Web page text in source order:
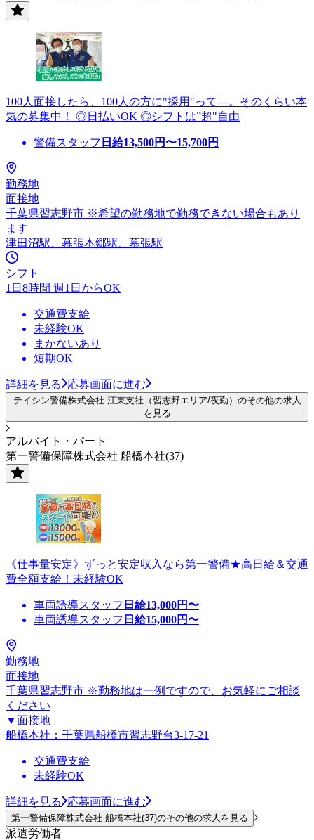
100人面接したら、100人の方に"採用"って―。そのくらい本
気の募集中！ ◎日払いOK ◎シフトは”超"自由
警備スタッフ 日給13,500円〜15,700円
勤務地
面接地
千葉県習志野市 ※希望の勤務地で勤務できない場合もあり
ます
津田沼駅、幕張本郷駅、幕張駅
シフト
1日8時間 週1日からOK
交通費支給
未経験OK
まかないあり
短期OK
詳細を見る 応募画面に進む
テイシン警備株式会社 江東支社（習志野エリア/夜勤）のその他の求人
を見る
アルバイト・パート
第一警備保障株式会社 船橋本社(37)
《仕事量安定》ずっと安定収入なら第一警備★高日給＆交通
費全額支給！未経験OK
車両誘導スタッフ 日給13,000円〜
車両誘導スタッフ 日給15,000円〜
勤務地
面接地
千葉県習志野市 ※勤務地は一例ですので、お気軽にご相談
ください
▼面接地
船橋本社：千葉県船橋市習志野台3-17-21
交通費支給
未経験OK
詳細を見る 応募画面に進む
第一警備保障株式会社 船橋本社(37)のその他の求人を見る
派遣労働者